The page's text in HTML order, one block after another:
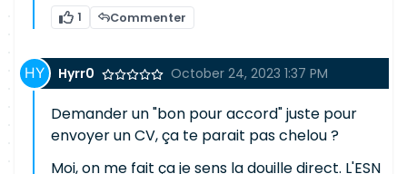
1 Commenter
Hyrr0 October 24, 2023 1:37 PM
Demander un "bon pour accord" juste pour
envoyer un CV, ça te parait pas chelou ?
Moi, on me fait ça je sens la douille direct. L'ESN